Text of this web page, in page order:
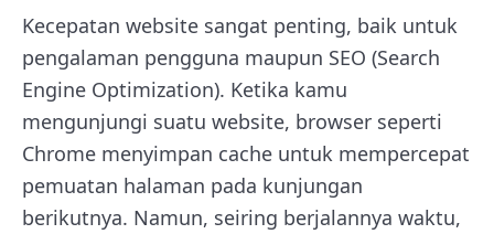
Kecepatan website sangat penting, baik untuk
pengalaman pengguna maupun SEO (Search
Engine Optimization). Ketika kamu
mengunjungi suatu website, browser seperti
Chrome menyimpan cache untuk mempercepat
pemuatan halaman pada kunjungan
berikutnya. Namun, seiring berjalannya waktu,